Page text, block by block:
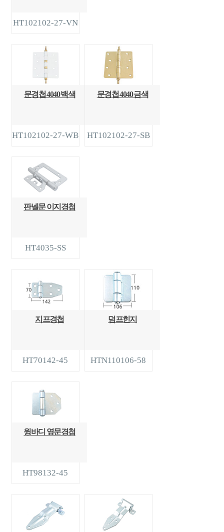
HT102102-27-VN
문경첩 4040 백색
HT102102-27-WB
문경첩 4040 금색
HT102102-27-SB
판넬문 이지경첩
HT4035-SS
지프경첩
HT70142-45
덤프힌지
HTN110106-58
윙바디 옆문경첩
HT98132-45